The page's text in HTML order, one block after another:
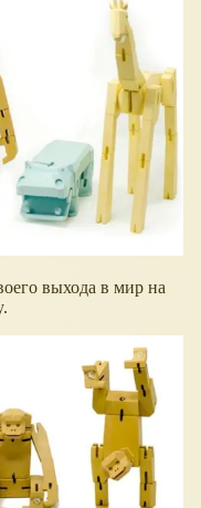
выхода в мир на